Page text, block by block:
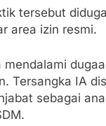
Sekdis
Agustus 3,
Kara
Agustus 3,
Poktan
Petani
tersebut
area izin resmi.
Tersangka IA
sebagai